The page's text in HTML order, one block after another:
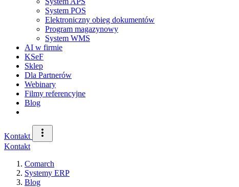
System POS
Elektroniczny obieg dokumentów
Program magazynowy
System WMS
AI w firmie
KSeF
Sklep
Dla Partnerów
Webinary
Filmy referencyjne
Blog
Kontakt
Kontakt
Comarch
Systemy ERP
Blog